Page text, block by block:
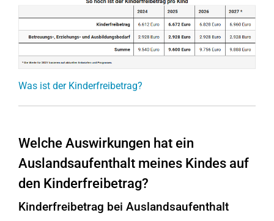
Was ist der Kinderfreibetrag?
Welche Auswirkungen hat ein
Auslandsaufenthalt meines Kindes auf
den Kinderfreibetrag?
Kinderfreibetrag bei Auslandsaufenthalt